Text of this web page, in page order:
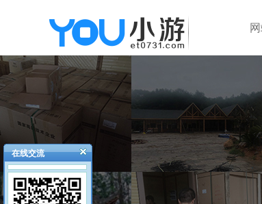
在线交流